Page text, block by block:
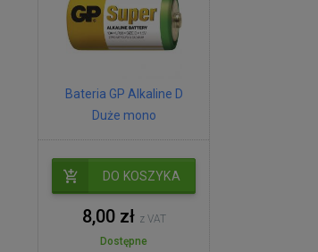
Bateria GP Alkaline D
Duże mono
DO KOSZYKA
8,00 zł z VAT
Dostępne